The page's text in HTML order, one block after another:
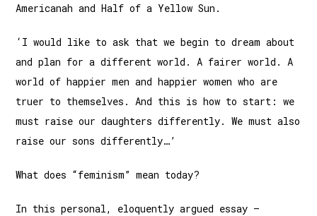
Americanah and Half of a Yellow Sun.
‘I would like to ask that we begin to dream about
and plan for a different world. A fairer world. A
world of happier men and happier women who are
truer to themselves. And this is how to start: we
must raise our daughters differently. We must also
raise our sons differently…’
What does “feminism” mean today?
In this personal, eloquently argued essay –